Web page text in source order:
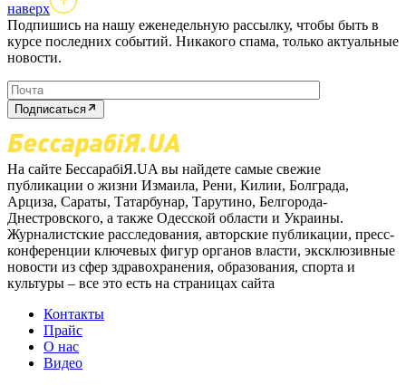
наверх
Подпишись на нашу еженедельную рассылку, чтобы быть в
курсе последних событий. Никакого спама, только актуальные
новости.
Подписаться
На сайте БессарабіЯ.UA вы найдете самые свежие
публикации о жизни Измаила, Рени, Килии, Болграда,
Арциза, Сараты, Татарбунар, Тарутино, Белгорода-
Днестровского, а также Одесской области и Украины.
Журналистские расследования, авторские публикации, пресс-
конференции ключевых фигур органов власти, эксклюзивные
новости из сфер здравохранения, образования, спорта и
культуры – все это есть на страницах сайта
Контакты
Прайс
О нас
Видео